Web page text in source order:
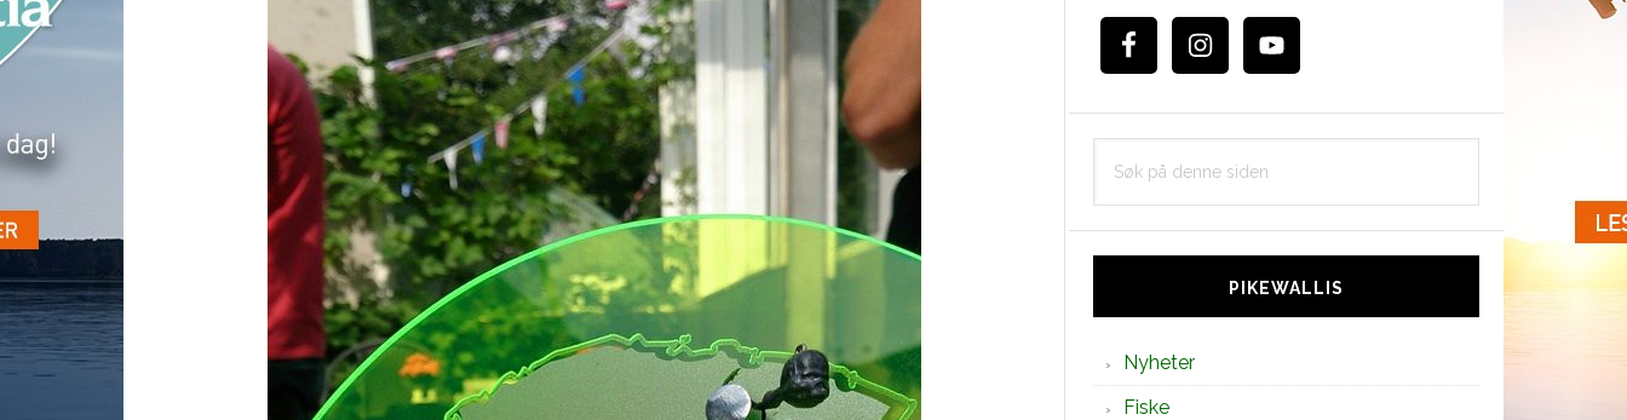
PIKEWALLIS
Nyheter
Fiske